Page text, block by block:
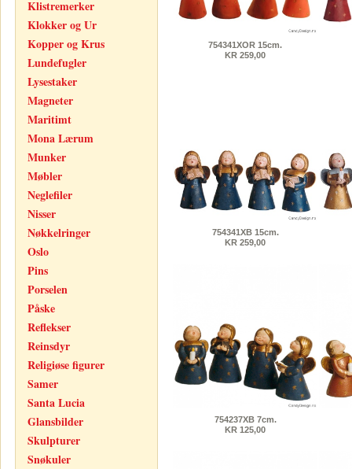
Klistremerker
Klokker og Ur
Kopper og Krus
Lundefugler
Lysestaker
Magneter
Maritimt
Mona Lærum
Munker
Møbler
Neglefiler
Nisser
Nøkkelringer
Oslo
Pins
Porselen
Påske
Reflekser
Reinsdyr
Religiøse figurer
Samer
Santa Lucia
Glansbilder
Skulpturer
Snøkuler
754341XOR 15cm.
KR 259,00
754341XB 15cm.
KR 259,00
754237XB 7cm.
KR 125,00